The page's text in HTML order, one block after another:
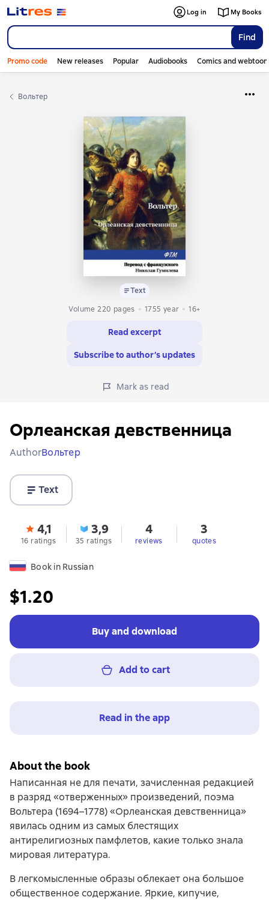
Find
Log in My Books
Promo code New releases Popular Audiobooks Comics and
Вольтер
Text
Volume 220 pages
1755 year 16+
Read excerpt
Subscribe to author’s updates
Mark as read
Орлеанская девственница
AuthorВольтер
Text
4,1
16 ratings
3,9
35 ratings
4
reviews
3
quotes
Book in Russian
$1.20
Buy and download
Add to cart
Read in the app
About the book
Написанная не для печати, зачисленная редакцией
в разряд «отверженных» произведений, поэма
Вольтера (1694–1778) «Орлеанская девственница»
явилась одним из самых блестящих
антирелигиозных памфлетов, какие только знала
мировая литература.
В легкомысленные образы облекает она большое
общественное содержание. Яркие, кипучие,